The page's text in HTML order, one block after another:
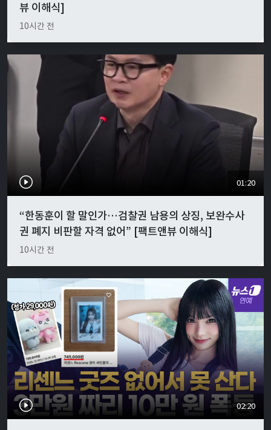
뷰 이해식]
10시간 전
01:20
“한동훈이 할 말인가…검찰권 남용의 상징, 보완수사
권 폐지 비판할 자격 없어” [팩트앤뷰 이해식]
10시간 전
02:20